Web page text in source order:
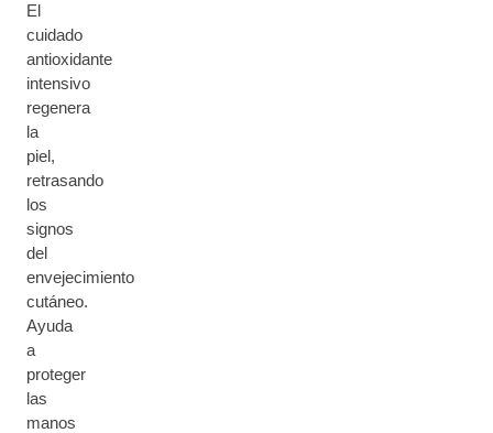
El
cuidado
antioxidante
intensivo
regenera
la
piel,
retrasando
los
signos
del
envejecimiento
cutáneo.
Ayuda
a
proteger
las
manos